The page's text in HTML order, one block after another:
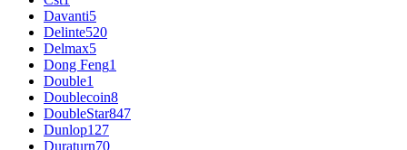
Davanti5
Delinte520
Delmax5
Dong Feng1
Double1
Doublecoin8
DoubleStar847
Dunlop127
Duraturn70